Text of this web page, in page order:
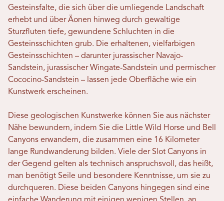
Gesteinsfalte, die sich über die umliegende Landschaft
erhebt und über Äonen hinweg durch gewaltige
Sturzfluten tiefe, gewundene Schluchten in die
Gesteinsschichten grub. Die erhaltenen, vielfarbigen
Gesteinsschichten – darunter jurassischer Navajo-
Sandstein, jurassischer Wingate-Sandstein und permischer
Cococino-Sandstein – lassen jede Oberfläche wie ein
Kunstwerk erscheinen.
Diese geologischen Kunstwerke können Sie aus nächster
Nähe bewundern, indem Sie die Little Wild Horse und Bell
Canyons erwandern, die zusammen eine 16 Kilometer
lange Rundwanderung bilden. Viele der Slot Canyons in
der Gegend gelten als technisch anspruchsvoll, das heißt,
man benötigt Seile und besondere Kenntnisse, um sie zu
durchqueren. Diese beiden Canyons hingegen sind eine